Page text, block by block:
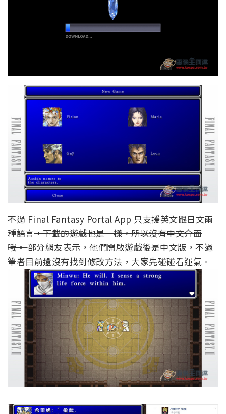
不過 Final Fantasy Portal App 只支援英文跟日文兩
種語言，下載的遊戲也是一樣，所以沒有中文介面
哦。部分網友表示，他們開啟遊戲後是中文版，不過
筆者目前還沒有找到修改方法，大家先碰碰看運氣。